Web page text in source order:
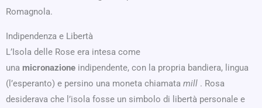
Romagnola.
Indipendenza e Libertà
L’Isola delle Rose era intesa come
una micronazione indipendente, con la propria bandiera, lingua
(l’esperanto) e persino una moneta chiamata mill . Rosa
desiderava che l’isola fosse un simbolo di libertà personale e